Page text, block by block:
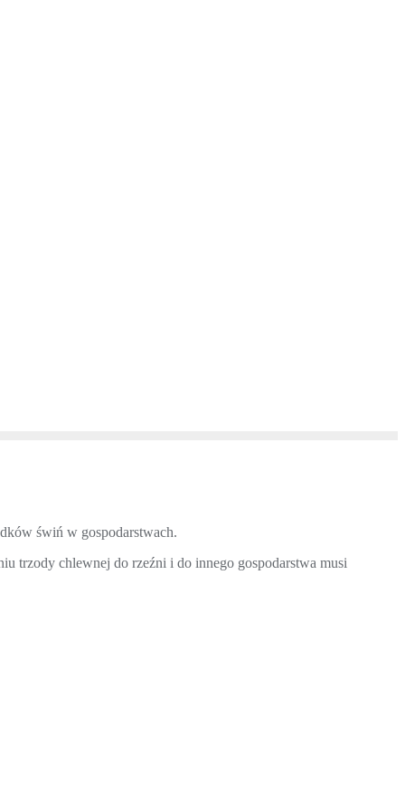
świń w gospodarstwach.
trzody chlewnej do rzeźni i do innego gospodarstwa musi